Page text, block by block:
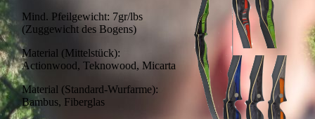
Mind. Pfeilgewicht: 7gr/lbs
(Zuggewicht des Bogens)
Material (Mittelstück):
Actionwood, Teknowood, Micarta
Material (Standard-Wurfarme):
Bambus, Fiberglas